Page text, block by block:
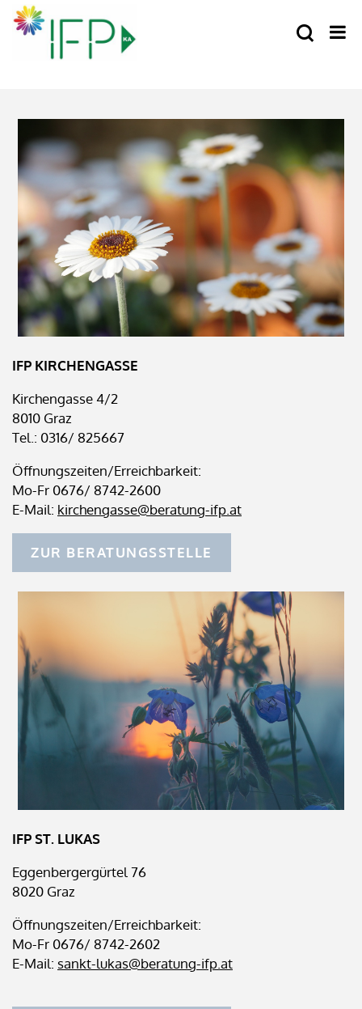
IFP KIRCHENGASSE
Kirchengasse 4/2
8010 Graz
Tel.: 0316/ 825667
Öffnungszeiten/Erreichbarkeit:
Mo-Fr 0676/ 8742-2600
E-Mail: kirchengasse@beratung-ifp.at
ZUR BERATUNGSSTELLE
IFP ST. LUKAS
Eggenbergergürtel 76
8020 Graz
Öffnungszeiten/Erreichbarkeit:
Mo-Fr 0676/ 8742-2602
E-Mail: sankt-lukas@beratung-ifp.at